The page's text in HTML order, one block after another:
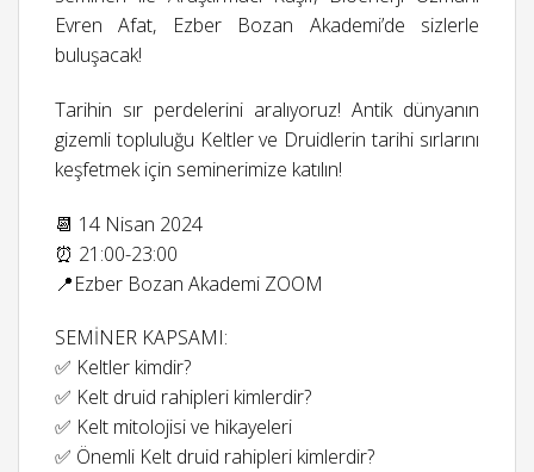
Evren Afat, Ezber Bozan Akademi’de sizlerle
buluşacak!
Tarihin sır perdelerini aralıyoruz! Antik dünyanın
gizemli topluluğu Keltler ve Druidlerin tarihi sırlarını
keşfetmek için seminerimize katılın!
📆 14 Nisan 2024
⏰ 21:00-23:00
📍Ezber Bozan Akademi ZOOM
SEMİNER KAPSAMI:
✅ Keltler kimdir?
✅ Kelt druid rahipleri kimlerdir?
✅ Kelt mitolojisi ve hikayeleri
✅ Önemli Kelt druid rahipleri kimlerdir?